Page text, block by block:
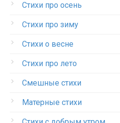
Стихи про осень
Стихи про зиму
Стихи о весне
Стихи про лето
Смешные стихи
Матерные стихи